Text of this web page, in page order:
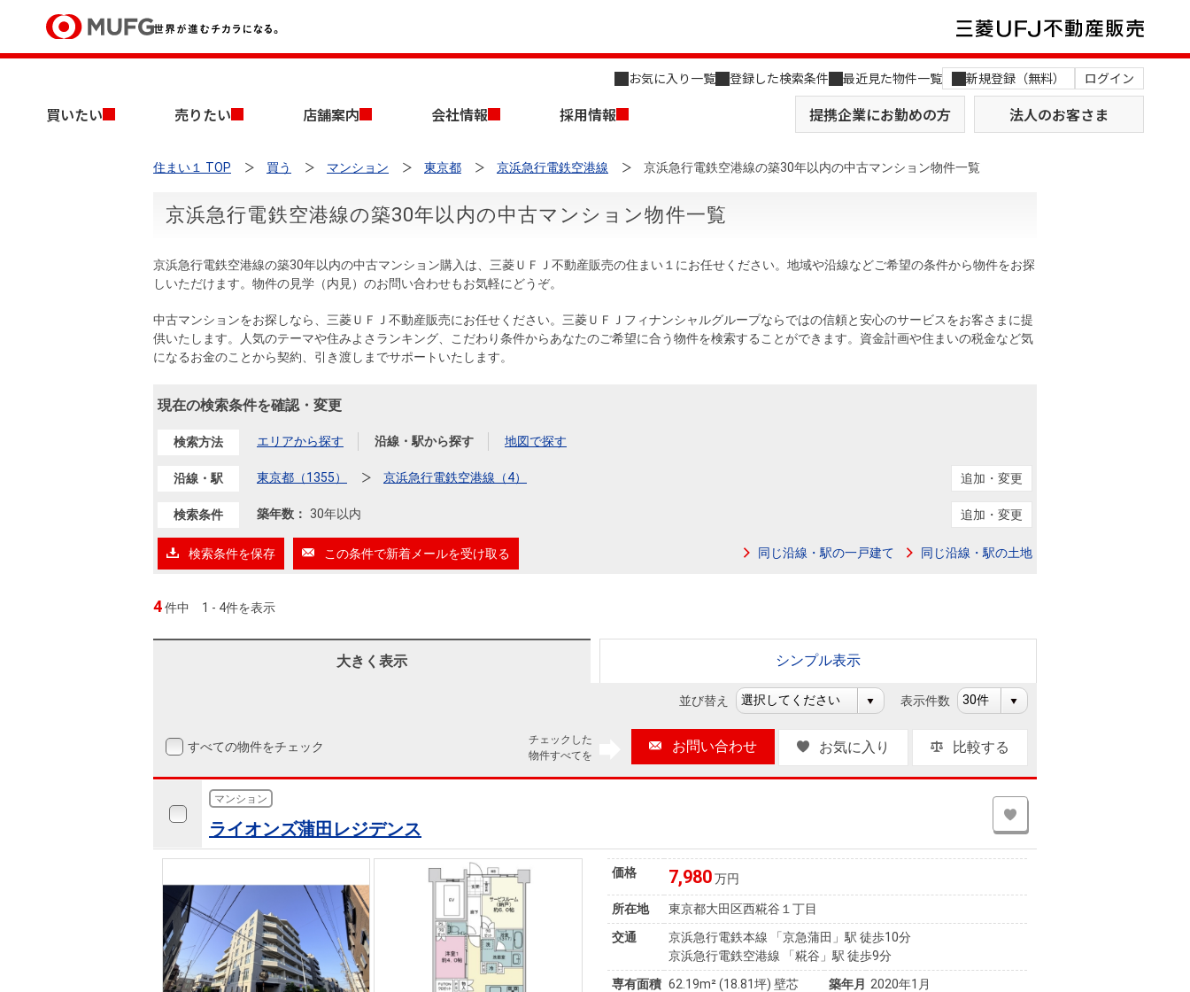
お気に入り一覧 登録した検索条件 最近見た物件一覧 新規登録（無料） ログイン
買いたい 売りたい 店舗案内 会社情報 採用情報 提携企業にお勤めの方 法人のお客さま
買いたいTOP
中古マンションを探す 新築・中古一戸建てを探す 土地を探す
購入向けサービス 住宅ローンシミュレーション 住まい1プラス（お役立ちコラム）
住まいと暮らしの税金の本（電子ブック）
売りたいTOP
無料査定 売却相談 AI不動産査定
売却向けサービス 周辺相場検索 住まい1プラス（お役立ちコラム）
住まいと暮らしの税金の本（電子ブック）
店舗案内TOP
店舗のご案内（首都圏） 店舗のご案内（名古屋）
会社情報TOP
会社概要
組織図 役員一覧
会社案内（電子ブック版）
採用情報TOP
キャリア採用情報
売りたい
住まい１ TOP 買う マンション 東京都 京浜急行電鉄空港線 京浜急行電鉄空港線の築30年以内の中古マンション物件一覧
京浜急行電鉄空港線の築30年以内の中古マンション物件一覧
京浜急行電鉄空港線の築30年以内の中古マンション購入は、三菱ＵＦＪ不動産販売の住まい１にお任せください。地域や沿線などご希望の条件から物件をお探
しいただけます。物件の見学（内見）のお問い合わせもお気軽にどうぞ。
中古マンションをお探しなら、三菱ＵＦＪ不動産販売にお任せください。三菱ＵＦＪフィナンシャルグループならではの信頼と安心のサービスをお客さまに提
供いたします。人気のテーマや住みよさランキング、こだわり条件からあなたのご希望に合う物件を検索することができます。資金計画や住まいの税金など気
になるお金のことから契約、引き渡しまでサポートいたします。
現在の検索条件を確認・変更
検索方法 エリアから探す 沿線・駅から探す 地図で探す
沿線・駅 東京都（1355） 京浜急行電鉄空港線（4） 追加・変更
検索条件 築年数： 30年以内 追加・変更
検索条件を保存 この条件で新着メールを受け取る 同じ沿線・駅の一戸建て 同じ沿線・駅の土地
4件中 1 - 4件を表示
大きく表示 シンプル表示
並び替え 表示件数
すべての物件をチェック
チェックした
物件すべてを
お問い合わせ お気に入り 比較する
マンション
ライオンズ蒲田レジデンス
価格 7,980万円
所在地
東京都大田区西糀谷１丁目
交通
京浜急行電鉄本線 「京急蒲田」駅 徒歩10分
京浜急行電鉄空港線 「糀谷」駅 徒歩9分
専有面積 62.19m²(18.81坪) 壁芯 築年月
2020年1月